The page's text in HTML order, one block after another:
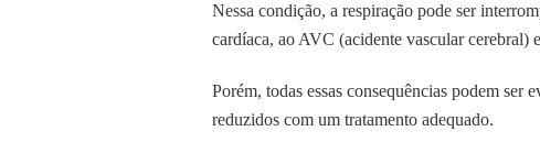
Nessa condição, a respiração pode ser
cardíaca, ao AVC (acidente vascular cerebral)
Porém, todas essas consequências podem ser
reduzidos com um tratamento adequado.